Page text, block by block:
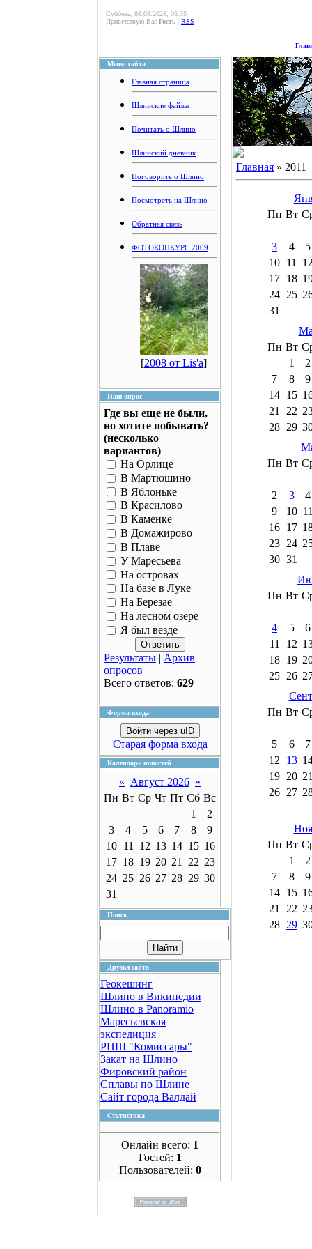
Суббота, 08.08.2026, 05:35
Приветствую Вас Гость | RSS
Меню сайта
Главная страница
Шлинские файлы
Почитать о Шлино
Шлинский дневник
Поговорить о Шлино
Посмотреть на Шлино
Обратная связь
ФОТОКОНКУРС 2009
[2008 от Lis'a]
Наш опрос
Где вы еще не были,
но хотите побывать?
(несколько
вариантов)
На Орлице
В Мартюшино
В Яблоньке
В Красилово
В Каменке
В Домажирово
В Плаве
У Маресьева
На островах
На базе в Луке
На Березае
На лесном озере
Я был везде
Результаты | Архив
опросов
Всего ответов: 629
Форма входа
Войти через uID
Старая форма входа
Календарь новостей
« Август 2026 »
Пн Вт Ср Чт Пт Сб Вс
1
2
3
4 5 6 7 8
9
10
11 12 13 14 15 16
17 18 19 20 21 22 23
24 25 26 27 28 29 30
31
Поиск
Друзья сайта
Геокешинг
Шлино в Википедии
Шлино в Panoramio
Маресьевская
экспедиция
РПШ "Комиссары"
Закат на Шлино
Фировский район
Сплавы по Шлине
Сайт города Валдай
Статистика
Онлайн всего: 1
Гостей: 1
Пользователей: 0
Главная » 2011
Пн Вт
3 4
5
10 11
17 18
24 25
31
Пн Вт
1
2
7
8
9
14 15
21
22
28 29
Пн Вт
2 3
4
9
10
16 17
23 24
30 31
Пн Вт
4 5
6
11
12
18 19
25 26
Пн Вт
5 6
7
12
13
19 20
26 27
Пн Вт
1
2
7
8
9
14 15
21
22
28 29